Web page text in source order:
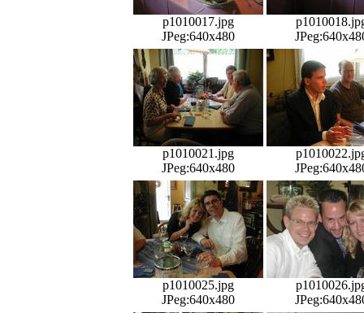
p1010017.jpg
JPeg:640x480
p1010021.jpg
JPeg:640x480
p1010025.jpg
JPeg:640x480